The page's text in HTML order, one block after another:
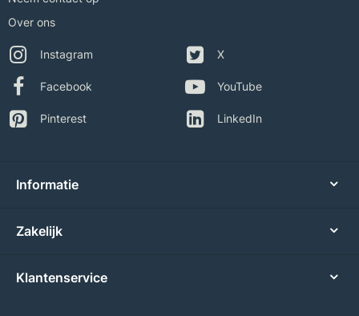
Over ons
Instagram
Facebook
Pinterest
X
YouTube
LinkedIn
Informatie
Zakelijk
Klantenservice